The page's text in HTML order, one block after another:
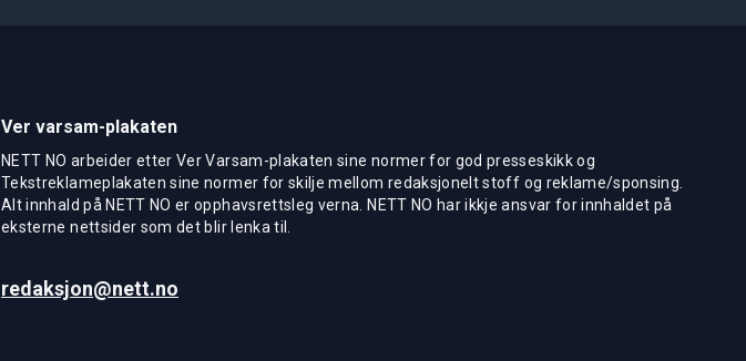
Ver varsam-plakaten
NETT NO arbeider etter Ver Varsam-plakaten sine normer for god presseskikk og
Tekstreklameplakaten sine normer for skilje mellom redaksjonelt stoff og reklame/sponsing.
Alt innhald på NETT NO er opphavsrettsleg verna. NETT NO har ikkje ansvar for innhaldet på
eksterne nettsider som det blir lenka til.
redaksjon@nett.no